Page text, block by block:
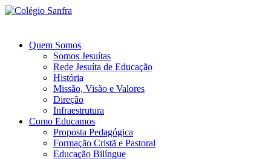
Quem Somos
Somos Jesuítas
Rede Jesuíta de Educação
História
Missão, Visão e Valores
Direção
Infraestrutura
Como Educamos
Proposta Pedagógica
Formação Cristã e Pastoral
Educação Bilíngue